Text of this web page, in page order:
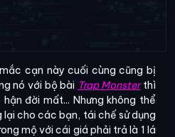
cạn này cuối cùng cũng bị
nó với bộ bài Trap Monsterthì
đời mất... Nhưng không thể
cho các bạn, tái chế sử dụng
mộ với cái giá phải trả là 1 lá